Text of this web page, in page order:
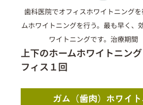
歯科医院でオフィスホワイトニング
ムホワイトニングを行う。最も早く、
ワイトニングです。治療期
上下のホームホワイトニン
フィス１回
ガム（歯肉）ホワイ